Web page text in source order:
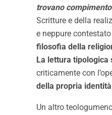
trovano
Scritture e della
e neppure
filosofia della
La lettura tipologica
criticamente con
della propria
Un altro